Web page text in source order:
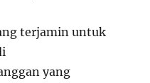
terjamin untuk
yang